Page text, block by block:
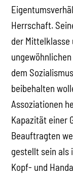
Herrschaft.
der Mittelklasse
dem
beibehalten
Assoziationen
Kapazität einer
Beauftragten
gestellt sein als
Kopf- und